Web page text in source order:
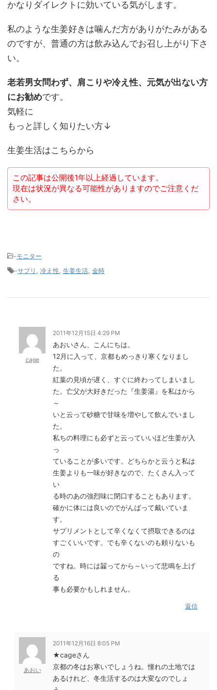
かなりダイレクトに効いている気がします。
私のような生姜好きは噛んだ方がありがたみがある
のですが、普通の方は飲み込んでお召し上がり下さ
い。
老若男女問わず、肩こりや冷え性、元気が出ない方
にお勧めです。
気軽に
もっと詳しく知りたい方↓
生姜生活はこちらから
この記事は公開後1年以上経過しています。
現在は状況が異なる可能性がありますのでご注意くだ
さい。
-モニター
-サプリ 冷え性 生姜生活 金時
cage
2011年12月15日 4:29 PM
あおいさん、こんにちは。
12月に入って、京都もめっきり寒くなりまし
た。
紅葉の見頃が遅く、すぐに終わってしまいまし
た。亡父が大好きだった『生姜湯』を私はから
～
いと云って砂糖で甘味を増やして飲んでいまし
た。
私ちの料理にも必ずと云っていいほど生姜が入
っ
ていることが多いです。どちらかと云うと私は
生姜よりも一味が好きなので、たくさん入って
い
る時のあの強烈味に閉口することもあります。
確かに体には良いのでがんばって戴いていま
す。
サプリメントとして辛くなくて摂取できるのは
すごくいいです。でも辛くないのも頼りないも
の
ですね。時には齧ってから～いって悲鳴を上げ
る
事も必要かもしれません。
返信
あおい
2011年12月16日 8:05 PM
★cageさん
京都の冬はお寒いでしょうね。憧れの土地では
あるけれど、冬生活するのは大変なのでしょ